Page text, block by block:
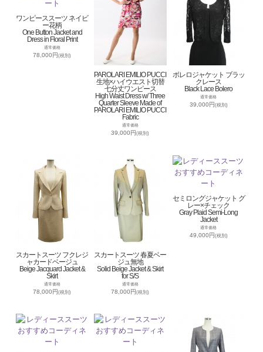
ワンピーススーツ ネイビ
ー花柄
One Button Jacket and
Dress in Floral Print
通常価格
78,000円(税別)
PAROLARI EMILIO PUCCI
生地×ハイウエスト切替
七分丈ワンピース
High Waist Dress w/ Three
Quarter Sleeve Made of
PAROLARI EMILIO PUCCI
Fabric
通常価格
39,000円(税別)
ボレロジャケット ブラッ
クレース
Black Lace Bolero
通常価格
39,000円(税別)
スカートスーツ フクレジ
ャカードベージュ
Beige Jacquard Jacket &
Skirt
通常価格
78,000円(税別)
スカートスーツ 春夏ベー
ジュ無地
Solid Beige Jacket & Skirt
for S/S
通常価格
78,000円(税別)
セミロングジャケット グ
レー×チェック
Gray Plaid Semi-Long
Jacket
通常価格
49,000円(税別)